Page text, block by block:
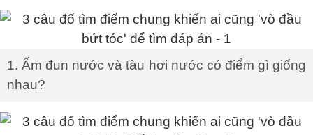
1. Ấm đun nước và tàu hơi nước có điểm gì giống
nhau?